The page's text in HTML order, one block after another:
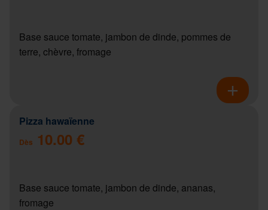
Base sauce tomate, jambon de dinde, pommes de
terre, chèvre, fromage
Pizza hawaïenne
Dès 10.00 €
Base sauce tomate, jambon de dinde, ananas,
fromage